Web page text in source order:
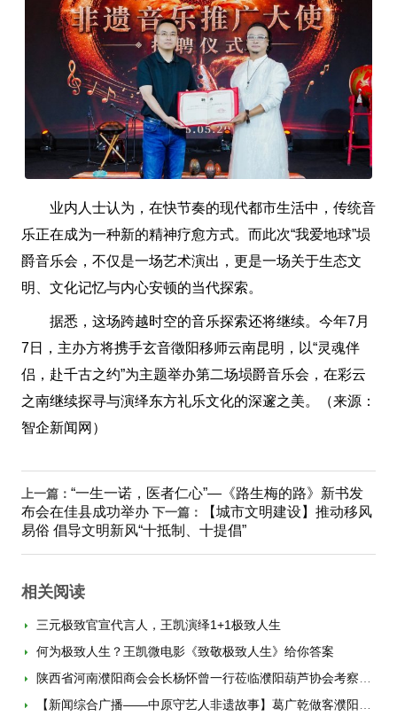
业内人士认为，在快节奏的现代都市生活中，传统音
乐正在成为一种新的精神疗愈方式。而此次“我爱地球”埙
爵音乐会，不仅是一场艺术演出，更是一场关于生态文
明、文化记忆与内心安顿的当代探索。
据悉，这场跨越时空的音乐探索还将继续。今年7月
7日，主办方将携手玄音徵阳移师云南昆明，以“灵魂伴
侣，赴千古之约”为主题举办第二场埙爵音乐会，在彩云
之南继续探寻与演绎东方礼乐文化的深邃之美。（来源：
智企新闻网）
上一篇： “一生一诺，医者仁心”—《路生梅的路》新书发
布会在佳县成功举办 下一篇：
【城市文明建设】推动移风
易俗 倡导文明新风“十抵制、十提倡”
相关阅读
三元极致官宣代言人，王凯演绎1+1极致人生
何为极致人生？王凯微电影《致敬极致人生》给你答案
陕西省河南濮阳商会会长杨怀曾一行莅临濮阳葫芦协会考察交流
【新闻综合广播——中原守艺人非遗故事】葛广乾做客濮阳广播电台